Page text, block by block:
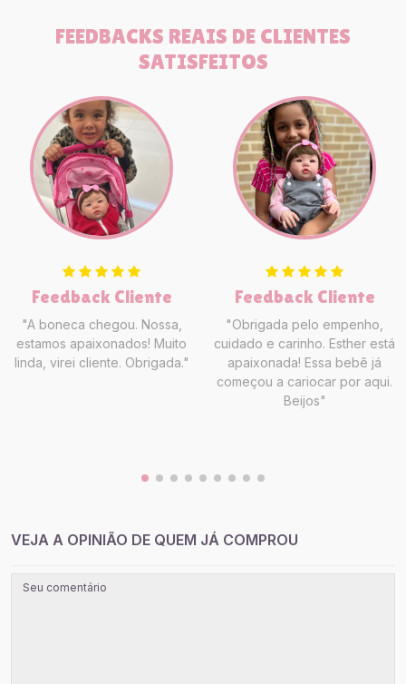
FEEDBACKS REAIS DE CLIENTES
SATISFEITOS
Feedback Cliente
"A boneca chegou. Nossa,
estamos apaixonados! Muito
linda, virei cliente. Obrigada."
Feedback Cliente
"Obrigada pelo empenho,
cuidado e carinho. Esther está
apaixonada! Essa bebê já
começou a cariocar por aqui.
Beijos"
VEJA A OPINIÃO DE QUEM JÁ COMPROU